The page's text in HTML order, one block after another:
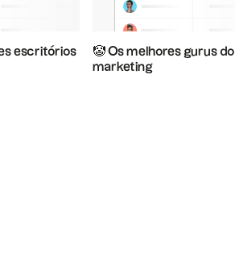
escritórios
🤡 Os melhores gurus do
marketing